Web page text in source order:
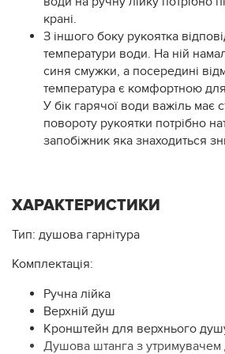
крані.
З іншого боку рукоятка
температури води. На ній
синя смужки, а посередині
температура є комфортною
У бік гарячої води важіль має
повороту рукоятки потрібно
запобіжник яка знаходиться
ХАРАКТЕРИСТИКИ
Тип: душова гарнітура
Комплектація:
Ручна лійка
Верхній душ
Кронштейн для верхнього
Душова штанга з